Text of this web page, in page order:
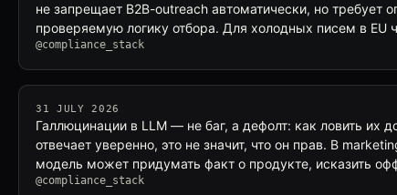
не запрещает B2B-outreach автоматически, но требует
проверяемую логику отбора. Для холодных писем в EU
@compliance_stack
31 JULY 2026
Галлюцинации в LLM — не баг, а дефолт: как ловить их
отвечает уверенно, это не значит, что он прав. В
модель может придумать факт о продукте, исказить
@compliance_stack